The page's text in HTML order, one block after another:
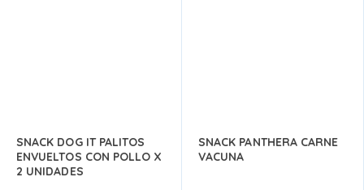
SNACK DOG IT PALITOS
ENVUELTOS CON POLLO X
2 UNIDADES
SNACK PANTHERA CARNE
VACUNA